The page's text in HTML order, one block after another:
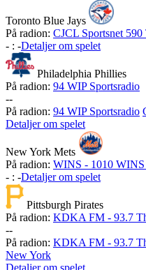
Toronto Blue Jays
På radion: CJCL Sportsnet
- : -Detaljer om spelet
Philadelphia Phillies
På radion: 94 WIP Sportsradio
--
På radion: 94 WIP Sportsradio
Detaljer om spelet
New York Mets
På radion: WINS - 1010
- : -Detaljer om spelet
Pittsburgh Pirates
På radion: KDKA FM - 93.7
--
På radion: KDKA FM - 93.7
New York